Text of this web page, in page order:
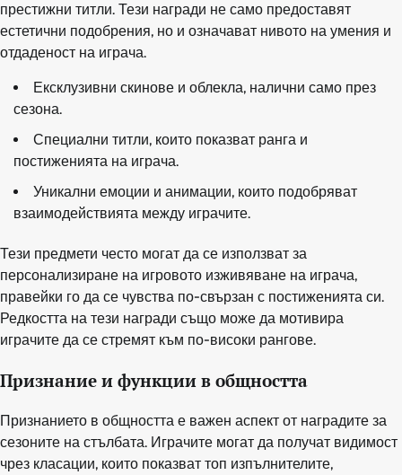
престижни титли. Тези награди не само предоставят
естетични подобрения, но и означават нивото на умения и
отдаденост на играча.
Ексклузивни скинове и облекла, налични само през
сезона.
Специални титли, които показват ранга и
постиженията на играча.
Уникални емоции и анимации, които подобряват
взаимодействията между играчите.
Тези предмети често могат да се използват за
персонализиране на игровото изживяване на играча,
правейки го да се чувства по-свързан с постиженията си.
Редкостта на тези награди също може да мотивира
играчите да се стремят към по-високи рангове.
Признание и функции в общността
Признанието в общността е важен аспект от наградите за
сезоните на стълбата. Играчите могат да получат видимост
чрез класации, които показват топ изпълнителите,